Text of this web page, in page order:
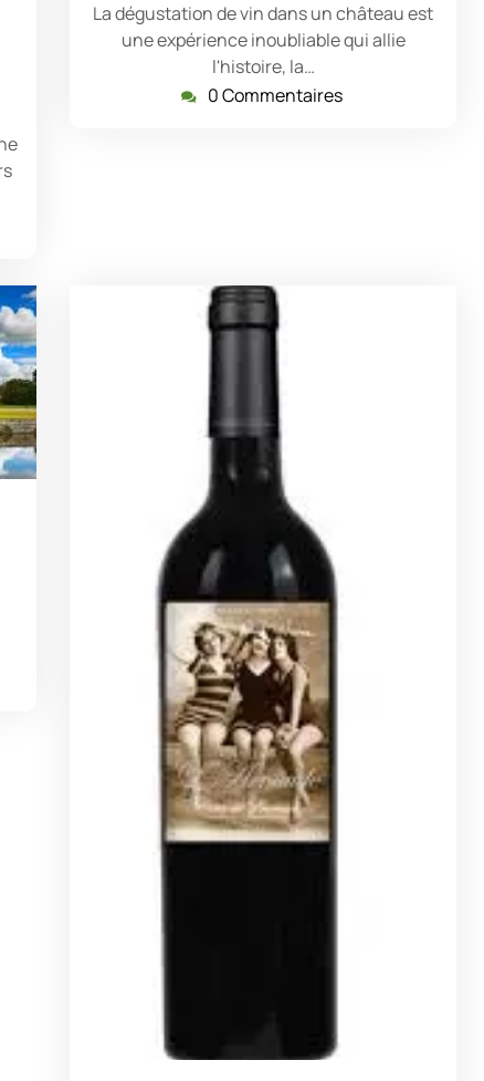
La dégustation de vin dans un château est
une expérience inoubliable qui allie
l'histoire, la…
0 Commentaires